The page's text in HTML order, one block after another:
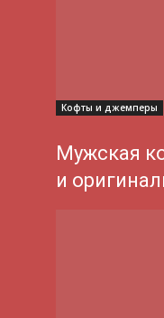
Кофты и джемперы
Мужская
и